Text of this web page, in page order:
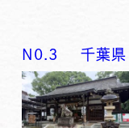
N0. 3 千葉県